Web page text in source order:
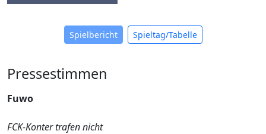
Spielbericht Spieltag/Tabelle
Pressestimmen
Fuwo
FCK-Konter trafen nicht